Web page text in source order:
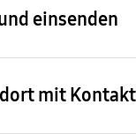
einsenden
mit